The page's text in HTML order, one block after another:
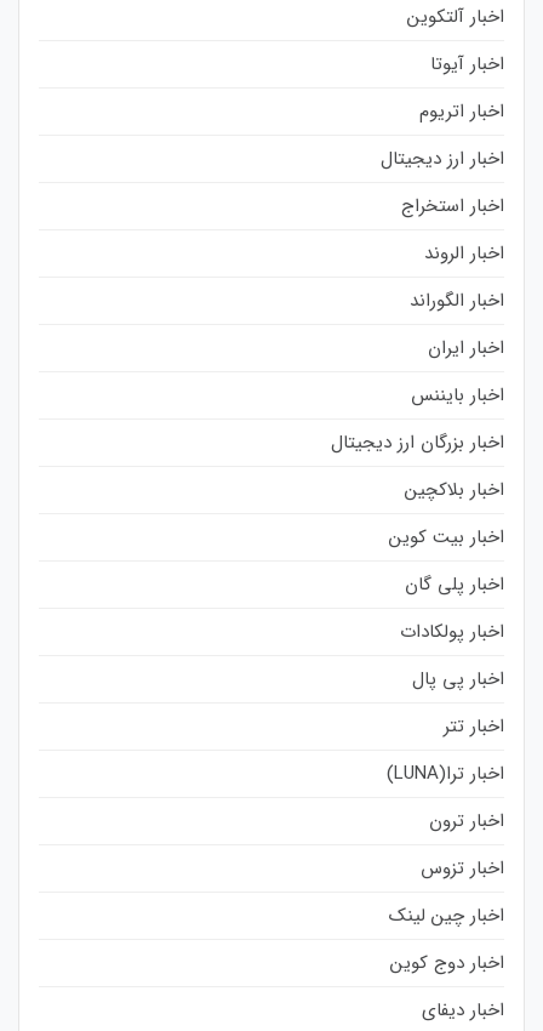
اخبار آلتکوین
اخبار آیوتا
اخبار اتریوم
اخبار ارز دیجیتال
اخبار استخراج
اخبار الروند
اخبار الگوراند
اخبار ایران
اخبار بایننس
اخبار بزرگان ارز دیجیتال
اخبار بلاکچین
اخبار بیت کوین
اخبار پلی گان
اخبار پولکادات
اخبار پی پال
اخبار تتر
اخبار ترا(LUNA)
اخبار ترون
اخبار تزوس
اخبار چین لینک
اخبار دوج کوین
اخبار دیفای